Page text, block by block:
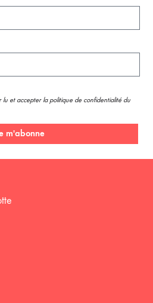
lu et accepter la politique de confidentialité du
m'abonne